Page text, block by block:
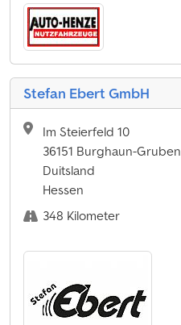
Stefan Ebert GmbH
Im Steierfeld 10
36151 Burghaun-Gruben
Duitsland
Hessen
348 Kilometer